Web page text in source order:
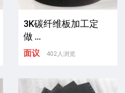
3K碳纤维板加工定
做 ...
面议 402人浏览